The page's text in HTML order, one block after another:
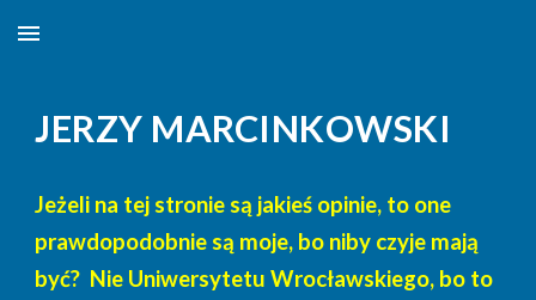
Skip to main content
JERZY MARCINKOWSKI
Jeżeli na tej stronie są jakieś opinie, to one
prawdopodobnie są moje, bo niby czyje mają
być? Nie Uniwersytetu Wrocławskiego, bo to